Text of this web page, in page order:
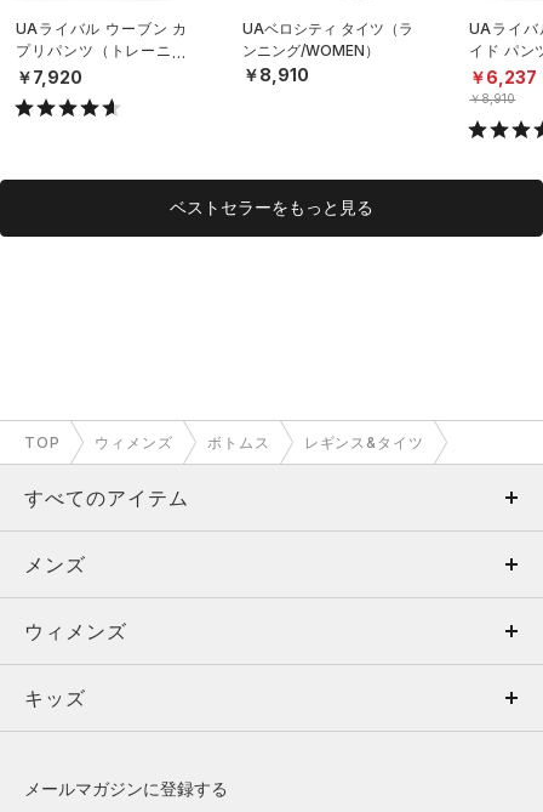
UAライバル ウーブン カ
プリパンツ（トレーニン
グ/WOMEN）
￥7,920
UAベロシティ タイツ（ラ
ンニング/WOMEN）
￥8,910
UAライバ
イド パン
イル/
￥6,237
￥8,910
ベストセラーをもっと見る
TOP ウィメンズ ボトムス レギンス&タイツ
すべてのアイテム
メンズ
ウィメンズ
キッズ
メンズ
トップス
ボトムス
ウィメンズ
トップス
キッズ
メールマガジンに登録する